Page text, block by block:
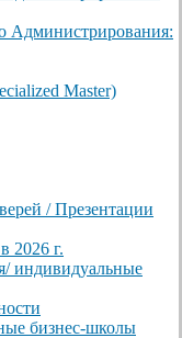
Администрирования:
Master)
/ Презентации
2026 г.
индивидуальные
бизнес-школы